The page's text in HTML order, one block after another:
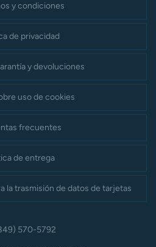
y condiciones
de privacidad
y devoluciones
uso de cookies
frecuentes
de entrega
la trasmisión de datos de tarjetas
570-5792